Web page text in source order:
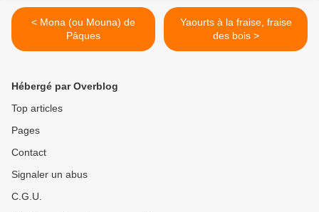
< Mona (ou Mouna) de
Pâques
Yaourts à la fraise, fraise
des bois >
Hébergé par Overblog
Top articles
Pages
Contact
Signaler un abus
C.G.U.